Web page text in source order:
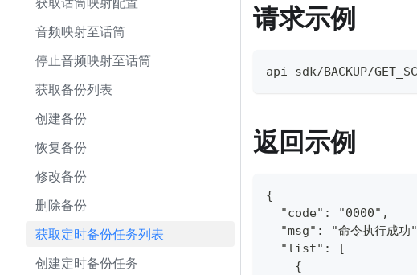
音频映射至话筒
停止音频映射至话筒
获取备份列表
创建备份
恢复备份
修改备份
删除备份
获取定时备份任务列表
创建定时备份任务
请求示例
api sdk/BACKUP/
返回示例
{
  "code": "0000",
"msg": "命令执行成功
  "list": [
    {